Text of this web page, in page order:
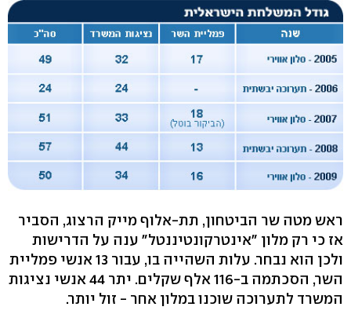
ראש מטה שר הביטחון, תת-אלוף מייק הרצוג, הסביר
אז כי רק מלון "אינטרקונטיננטל" ענה על הדרישות
ולכן הוא נבחר. עלות השהייה בו, עבור 13 אנשי פמליית
השר, הסכתמה ב-116 אלף שקלים. יתר 44 אנשי נציגות
המשרד לתערוכה שוכנו במלון אחר - זול יותר.